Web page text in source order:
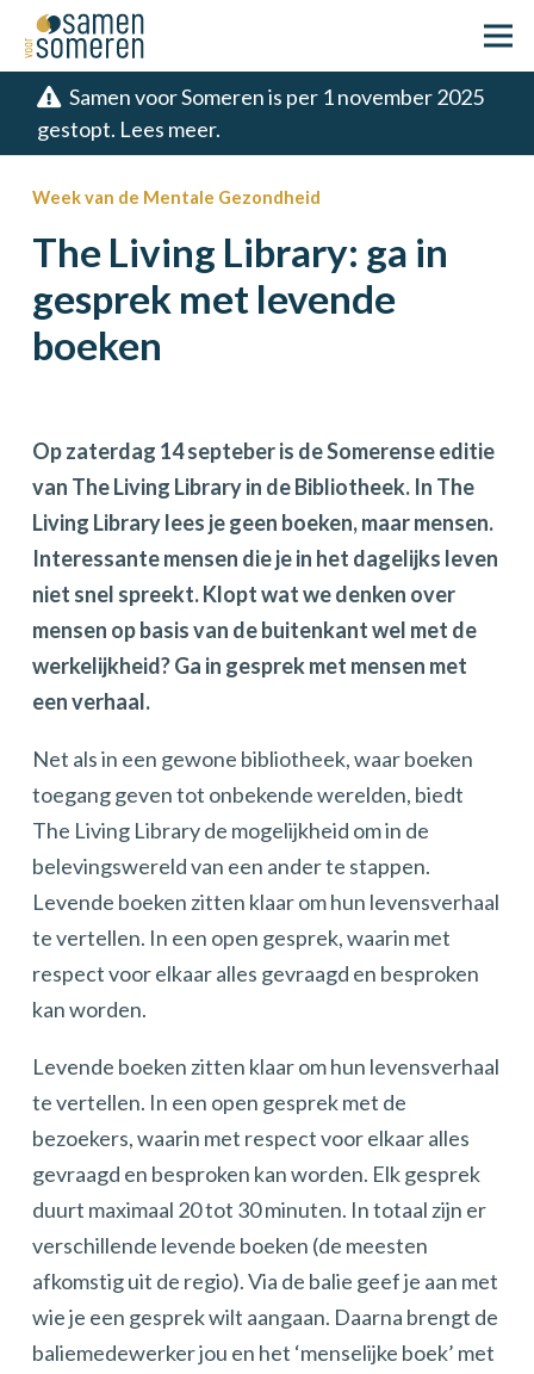
Samen voor Someren is per 1 november 2025
gestopt. Lees meer.
Week van de Mentale Gezondheid
The Living Library: ga in
gesprek met levende
boeken
Op zaterdag 14 septeber is de Somerense editie
van The Living Library in de Bibliotheek. In The
Living Library lees je geen boeken, maar mensen.
Interessante mensen die je in het dagelijks leven
niet snel spreekt. Klopt wat we denken over
mensen op basis van de buitenkant wel met de
werkelijkheid? Ga in gesprek met mensen met
een verhaal.
Net als in een gewone bibliotheek, waar boeken
toegang geven tot onbekende werelden, biedt
The Living Library de mogelijkheid om in de
belevingswereld van een ander te stappen.
Levende boeken zitten klaar om hun levensverhaal
te vertellen. In een open gesprek, waarin met
respect voor elkaar alles gevraagd en besproken
kan worden.
Levende boeken zitten klaar om hun levensverhaal
te vertellen. In een open gesprek met de
bezoekers, waarin met respect voor elkaar alles
gevraagd en besproken kan worden. Elk gesprek
duurt maximaal 20 tot 30 minuten. In totaal zijn er
verschillende levende boeken (de meesten
afkomstig uit de regio). Via de balie geef je aan met
wie je een gesprek wilt aangaan. Daarna brengt de
baliemedewerker jou en het ‘menselijke boek’ met